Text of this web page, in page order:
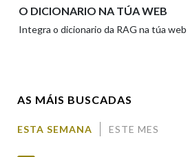
O DICIONARIO NA TÚA WEB
Integra o dicionario da RAG na túa web
AS MÁIS BUSCADAS
ESTA SEMANA ESTE MES